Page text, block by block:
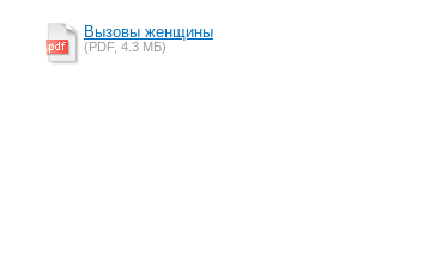
Вызовы женщины
(PDF, 4.3 MБ)